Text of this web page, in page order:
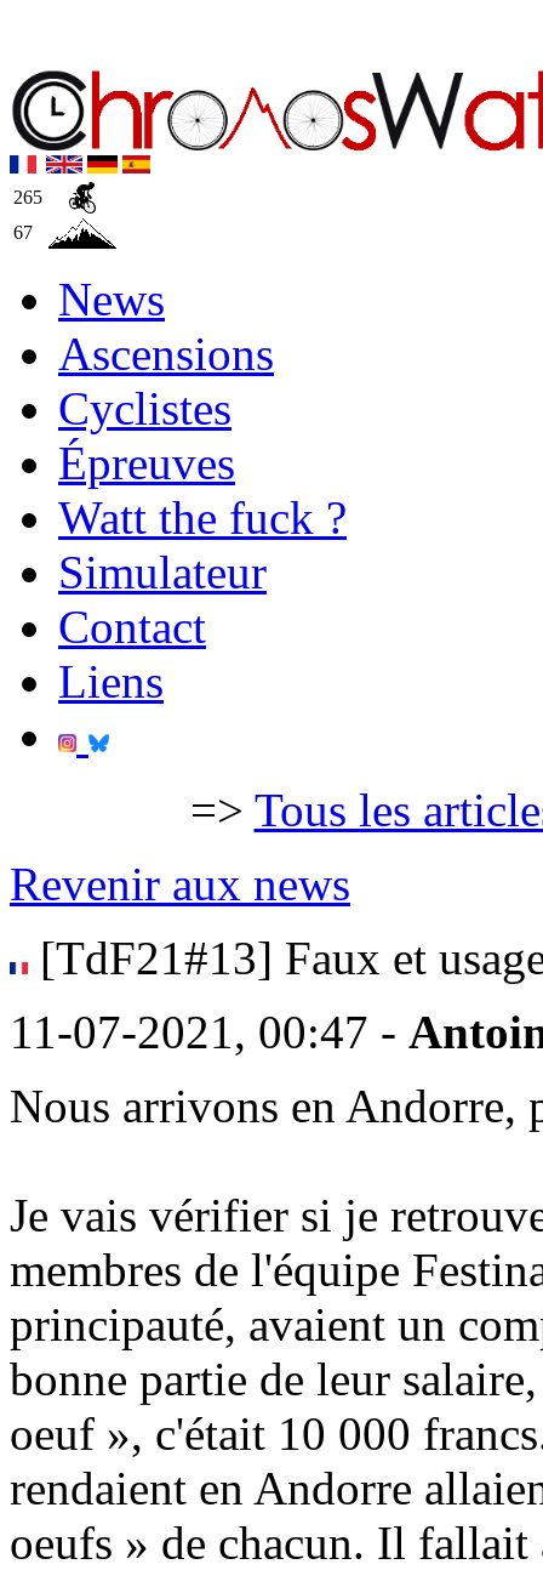
265
67
News
Ascensions
Cyclistes
Épreuves
Watt the fuck ?
Simulateur
Contact
Liens
=> Tous les
Revenir aux news
[TdF21#13] Faux et
11-07-2021, 00:47 -
Nous arrivons en Andorre,
Je vais vérifier si je
membres de l'équipe
principauté, avaient un
bonne partie de leur
oeuf », c'était 10 000
rendaient en Andorre
oeufs » de chacun. Il fallait